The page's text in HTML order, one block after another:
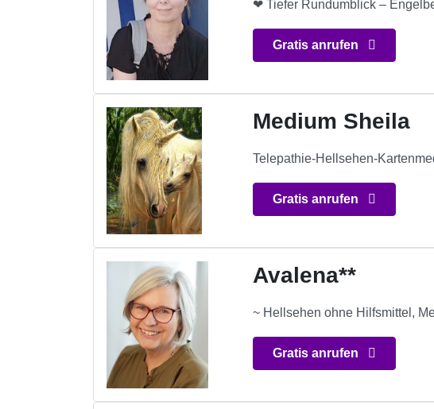
❤ Tiefer Rundumblick –
Gratis anrufen
Medium Sheila
Telepathie-Hellsehen-
Gratis anrufen
Avalena**
~ Hellsehen ohne Hilfsmittel,
Gratis anrufen